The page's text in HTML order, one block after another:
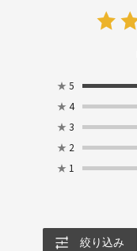
★ 5
★ 4
★ 3
★ 2
★ 1
絞り込み